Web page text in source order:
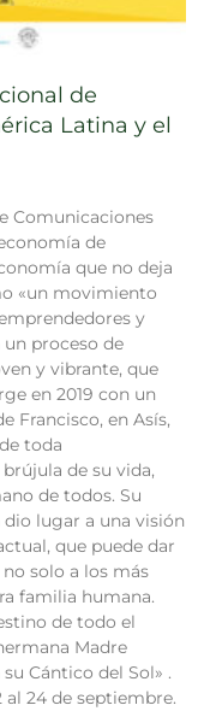
de
Latina y el
Comunicaciones
de
que no deja
«un movimiento
y
proceso de
y vibrante, que
en 2019 con un
Francisco, en Asís,
toda
de su vida,
de todos. Su
lugar a una visión
que puede dar
solo a los más
familia humana.
de todo el
Madre
Cántico del Sol» .
al 24 de septiembre.